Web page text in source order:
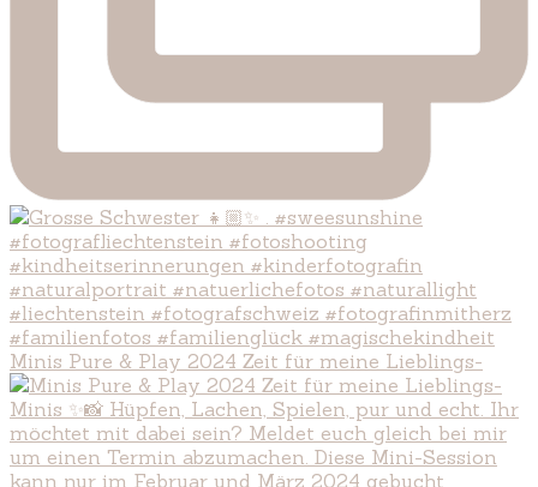
Minis Pure & Play 2024 Zeit für meine Lieblings-